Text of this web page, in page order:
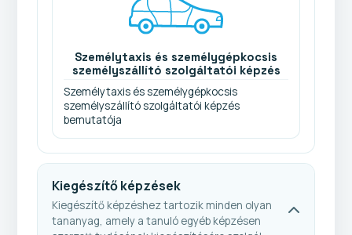
Személytaxis és személygépkocsis
személyszállító szolgáltatói képzés
Személytaxis és személygépkocsis
személyszállító szolgáltatói képzés
bemutatója
Kiegészítő képzések
Kiegészítő képzéshez tartozik minden olyan
tananyag, amely a tanuló egyéb képzésen